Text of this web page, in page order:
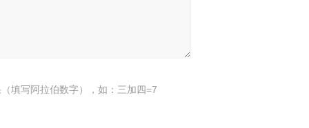
填写阿拉伯数字），如：三加四=7